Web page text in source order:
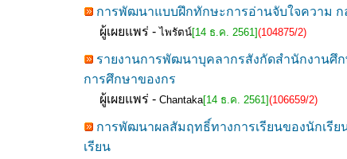
การพัฒนาแบบฝึกทักษะการอ่านจับใจความ
ผู้เผยแพร่ -ไพรัตน์[14 ธ.ค. 2561](104875/2)
รายงานการพัฒนาบุคลากรสังกัดสำนักงานศึ
การศึกษาของกร
ผู้เผยแพร่ - Chantaka[14 ธ.ค. 2561](106659/2)
การพัฒนาผลสัมฤทธิ์ทางการเรียนของนักเรี
เรียน